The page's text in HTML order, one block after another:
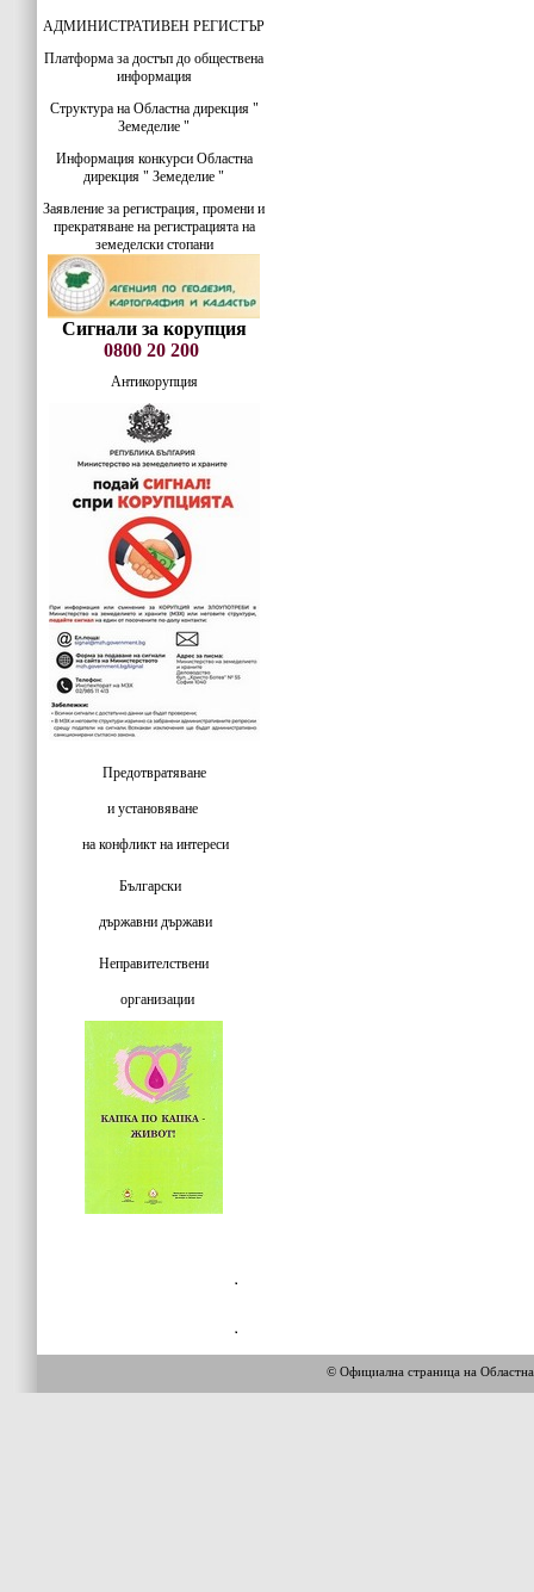
АДМИНИСТРАТИВЕН РЕГИСТЪР
Платформа за достъп до обществена
информация
Структура на Областна дирекция "
Земеделие "
Информация конкурси Областна
дирекция " Земеделие "
Заявление за регистрация, промени и
прекратяване на регистрацията на
земеделски стопани
Сигнали за корупция
0800 20 200
Антикорупция
Предотвратяване
и установяване
на конфликт на интереси
Български
държавни държави
Неправителствени
организации
© Официална страница на